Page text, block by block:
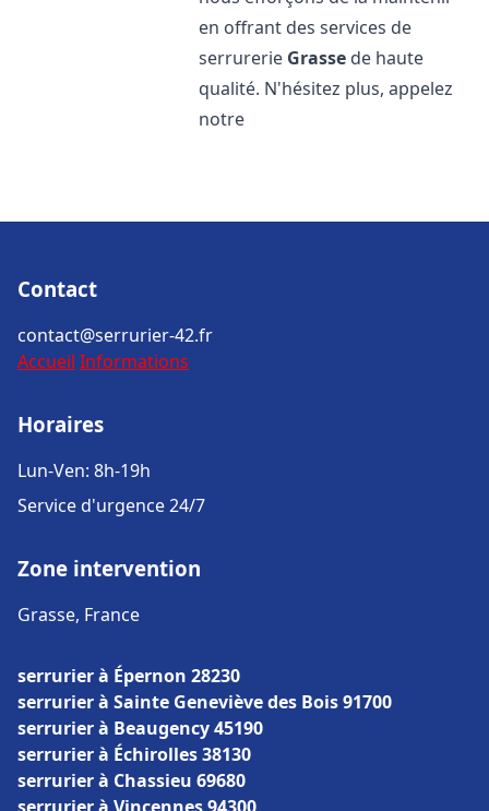
en offrant des services de
serrurerie Grasse de haute
qualité. N'hésitez plus, appelez
notre
Contact
contact@serrurier-42.fr
Accueil Informations
Horaires
Lun-Ven: 8h-19h
Service d'urgence 24/7
Zone intervention
Grasse, France
serrurier à Épernon 28230
serrurier à Sainte Geneviève des Bois 91700
serrurier à Beaugency 45190
serrurier à Échirolles 38130
serrurier à Chassieu 69680